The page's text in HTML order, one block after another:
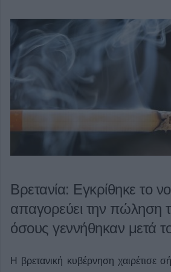
Βρετανία: Εγκρίθηκε το
απαγορεύει την πώληση
όσους γεννήθηκαν μετά
Η βρετανική κυβέρνηση χαιρέτισε